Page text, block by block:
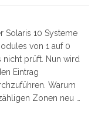
Solaris 10 Systeme
von 1 auf 0
prüft. Nun wird
Eintrag
Warum
Zonen neu …